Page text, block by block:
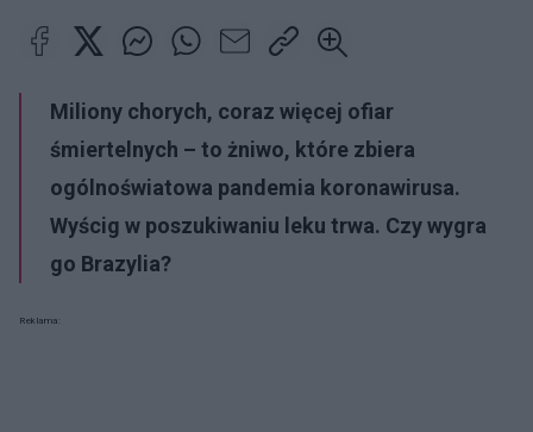
Miliony chorych, coraz więcej ofiar
śmiertelnych – to żniwo, które zbiera
ogólnoświatowa pandemia koronawirusa.
Wyścig w poszukiwaniu leku trwa. Czy wygra
go Brazylia?
Reklama: